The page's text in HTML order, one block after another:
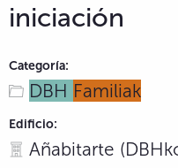
iniciación
Categoría:
DBH Familiak
Edificio:
Añabitarte